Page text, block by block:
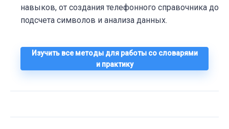
навыков, от создания телефонного справочника до
подсчета символов и анализа данных.
Изучить все методы для работы со словарями
и практику